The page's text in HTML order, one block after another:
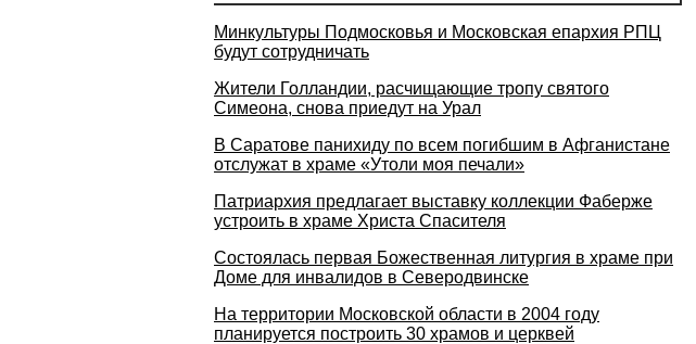
Минкультуры Подмосковья и Московская епархия РПЦ
будут сотрудничать
Жители Голландии, расчищающие тропу святого
Симеона, снова приедут на Урал
В Саратове панихиду по всем погибшим в Афганистане
отслужат в храме «Утоли моя печали»
Патриархия предлагает выставку коллекции Фаберже
устроить в храме Христа Спасителя
Состоялась первая Божественная литургия в храме при
Доме для инвалидов в Северодвинске
На территории Московской области в 2004 году
планируется построить 30 храмов и церквей